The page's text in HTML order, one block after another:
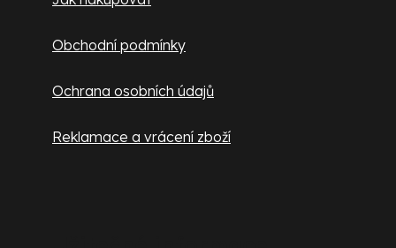
Obchodní podmínky
Ochrana osobních údajů
Reklamace a vrácení zboží